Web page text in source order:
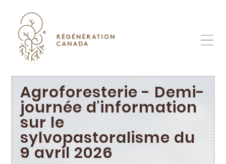
content
Agroforesterie - Demi-
journée d'information
sur le
sylvopastoralisme du
9 avril 2026